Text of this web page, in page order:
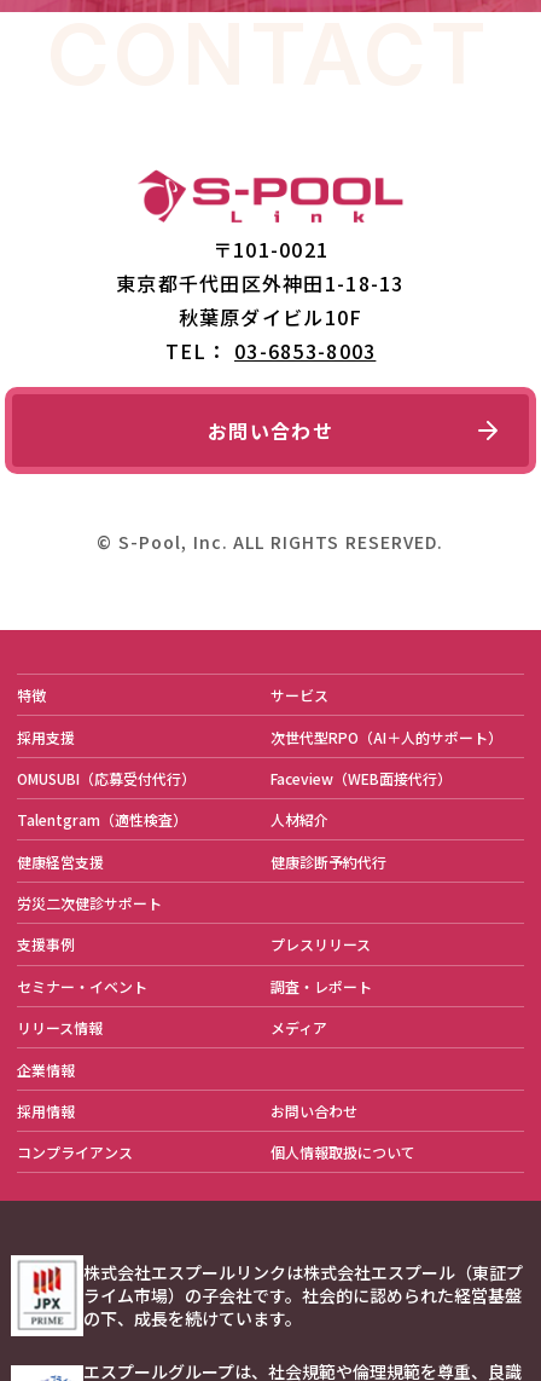
〒101-0021
東京都千代田区外神田1-18-13
秋葉原ダイビル10F
TEL： 03-6853-8003
お問い合わせ
© S-Pool, Inc. ALL RIGHTS RESERVED.
特徴 サービス
採用支援 次世代型RPO （AI＋人的サポート）
OMUSUBI （応募受付代行） Faceview （WEB面接代行）
Talentgram （適性検査） 人材紹介
健康経営支援 健康診断予約代行
労災二次健診サポート
支援事例 プレスリリース
セミナー・イベント 調査・レポート
リリース情報 メディア
企業情報
採用情報 お問い合わせ
コンプライアンス 個人情報取扱について
株式会社エスプールリンクは株式会社エスプール（東証プ
ライム市場）の子会社です。社会的に認められた経営基盤
の下、成長を続けています。
エスプールグループは、社会規範や倫理規範を尊重、良識